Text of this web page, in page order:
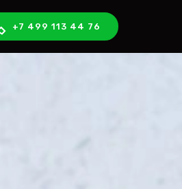
+7 499 113 44 76